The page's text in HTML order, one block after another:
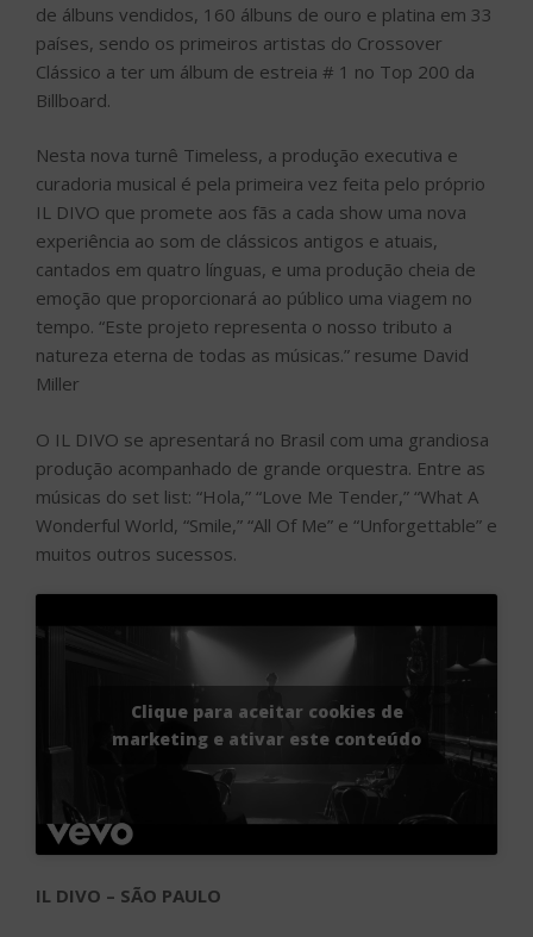
de álbuns vendidos, 160 álbuns de ouro e platina em 33
países, sendo os primeiros artistas do Crossover
Clássico a ter um álbum de estreia # 1 no Top 200 da
Billboard.
Nesta nova turnê Timeless, a produção executiva e
curadoria musical é pela primeira vez feita pelo próprio
IL DIVO que promete aos fãs a cada show uma nova
experiência ao som de clássicos antigos e atuais,
cantados em quatro línguas, e uma produção cheia de
emoção que proporcionará ao público uma viagem no
tempo. “Este projeto representa o nosso tributo a
natureza eterna de todas as músicas.” resume David
Miller
O IL DIVO se apresentará no Brasil com uma grandiosa
produção acompanhado de grande orquestra. Entre as
músicas do set list: “Hola,” “Love Me Tender,” “What A
Wonderful World, “Smile,” “All Of Me” e “Unforgettable” e
muitos outros sucessos.
Clique para aceitar cookies de
marketing e ativar este conteúdo
IL DIVO – SÃO PAULO